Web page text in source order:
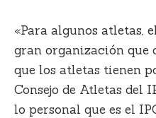
«Para algunos atletas,
gran organización que
que los atletas tienen
Consejo de Atletas del
lo personal que es el